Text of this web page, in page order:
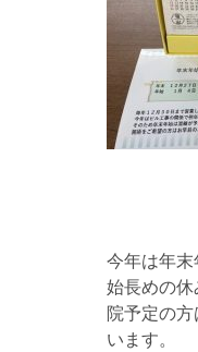
今年は年
始長めの
院予定の
います。